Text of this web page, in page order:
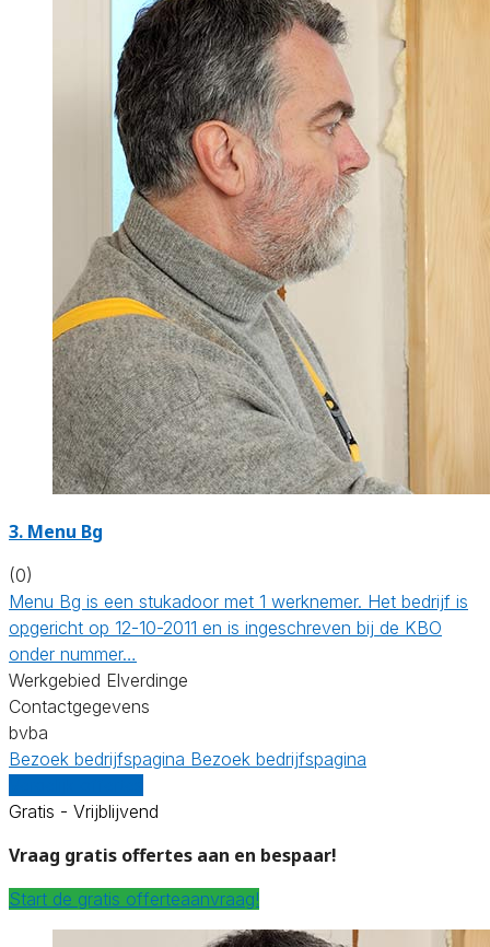
3. Menu Bg
(0)
Menu Bg is een stukadoor met 1 werknemer. Het bedrijf is
opgericht op 12-10-2011 en is ingeschreven bij de KBO
onder nummer…
Werkgebied Elverdinge
Contactgegevens
bvba
Bezoek bedrijfspagina Bezoek bedrijfspagina
Gratis - Vrijblijvend
Vraag gratis offertes aan en bespaar!
Start de gratis offerteaanvraag!